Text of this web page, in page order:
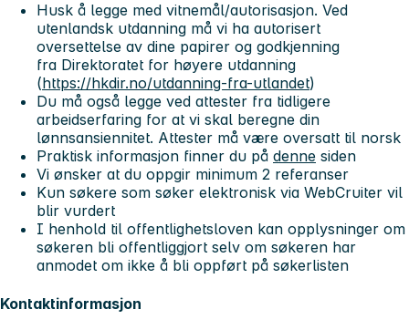
Husk å legge med vitnemål/autorisasjon. Ved
utenlandsk utdanning må vi ha autorisert
oversettelse av dine papirer og godkjenning
fra Direktoratet for høyere utdanning
(https://hkdir.no/utdanning-fra-utlandet)
Du må også legge ved attester fra tidligere
arbeidserfaring for at vi skal beregne din
lønnsansiennitet. Attester må være oversatt til norsk
Praktisk informasjon finner du på denne siden
Vi ønsker at du oppgir minimum 2 referanser
Kun søkere som søker elektronisk via WebCruiter vil
blir vurdert
I henhold til offentlighetsloven kan opplysninger om
søkeren bli offentliggjort selv om søkeren har
anmodet om ikke å bli oppført på søkerlisten
Kontaktinformasjon